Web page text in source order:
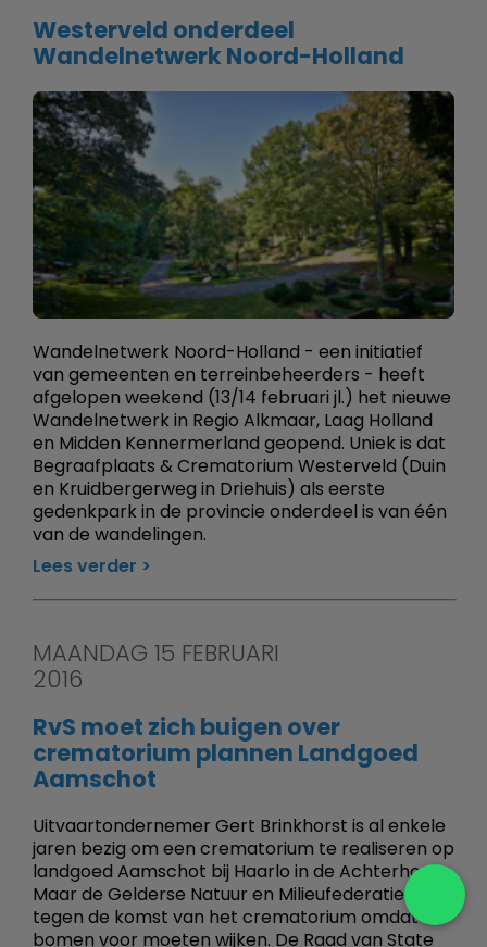
Westerveld onderdeel
Wandelnetwerk Noord-Holland
Wandelnetwerk Noord-Holland - een initiatief
van gemeenten en terreinbeheerders - heeft
afgelopen weekend (13/14 februari jl.) het nieuwe
Wandelnetwerk in Regio Alkmaar, Laag Holland
en Midden Kennermerland geopend. Uniek is dat
Begraafplaats & Crematorium Westerveld (Duin
en Kruidbergerweg in Driehuis) als eerste
gedenkpark in de provincie onderdeel is van één
van de wandelingen.
Lees verder
MAANDAG 15 FEBRUARI
2016
RvS moet zich buigen over
crematorium plannen Landgoed
Aamschot
Uitvaartondernemer Gert Brinkhorst is al enkele
jaren bezig om een crematorium te realiseren op
landgoed Aamschot bij Haarlo in de Achterhoek.
Maar de Gelderse Natuur en Milieufederatie is
tegen de komst van het crematorium omdat er
bomen voor moeten wijken. De Raad van State